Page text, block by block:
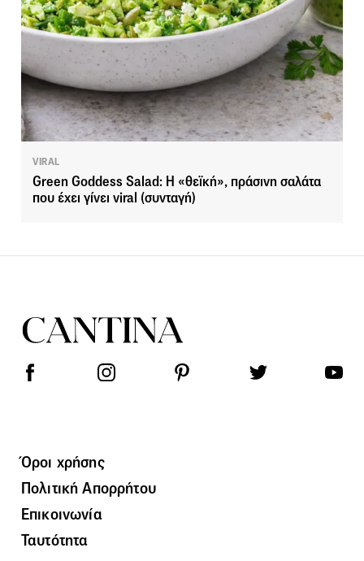
VIRAL
Green Goddess Salad: H «θεϊκή», πράσινη σαλάτα
που έχει γίνει viral (συνταγή)
Όροι χρήσης
Πολιτική Απορρήτου
Επικοινωνία
Ταυτότητα